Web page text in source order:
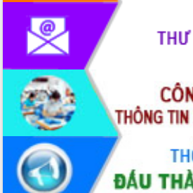
Hội thảo góp ý hồ sơ điều chỉnh quy
hoạch tỉnh Đắk Lắk thời kỳ 2021-2030,
tầm nhìn đến năm 2050
Nâng cao hiệu quả hoạt động của các
doanh nghiệp nhà nước
Hội nghị triển khai kết nối mạng
truyền số liệu chuyên dùng phục vụ cơ
quan Đảng, Nhà nước
Lễ phát động chuỗi hoạt động chung
tay làm sạch môi trường
Xã Ea Kar bước chuyển mình trong
công tác cải cách hành chính mô hình
mới